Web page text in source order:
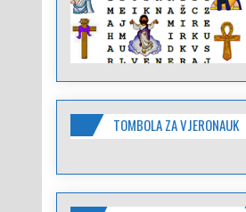
TOMBOLA ZA VJERONAUK